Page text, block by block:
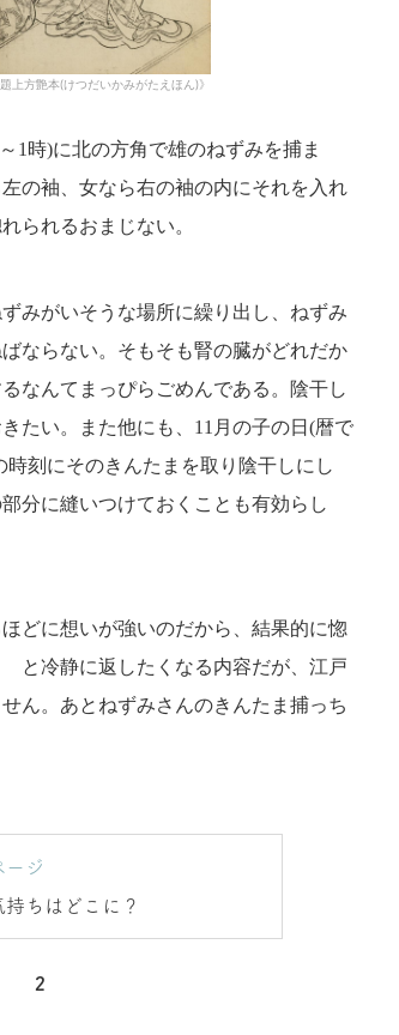
上方艶本(けつだいかみがたえほん)》
1時)に北の方角で雄のねずみを捕ま
の袖、女なら右の袖の内にそれを入れ
られるおまじない。
みがいそうな場所に繰り出し、ねずみ
ならない。そもそも腎の臓がどれだか
なんてまっぴらごめんである。陰干し
たい。また他にも、11月の子の日(暦で
刻にそのきんたまを取り陰干しにし
分に縫いつけておくことも有効らし
どに想いが強いのだから、結果的に惚
と冷静に返したくなる内容だが、江戸
ん。あとねずみさんのきんたま捕っち
ージ
ちはどこに？
2